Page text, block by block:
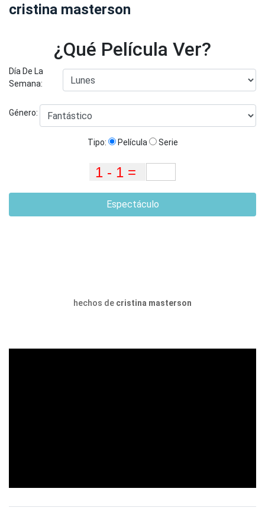
cristina masterson
¿Qué Película Ver?
Día De La
Semana:
Género:
Tipo: Película Serie
Espectáculo
hechos de cristina masterson